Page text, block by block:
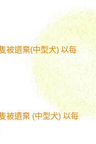
被遺棄(中型犬) 以每
被遺棄 (中型犬) 以每